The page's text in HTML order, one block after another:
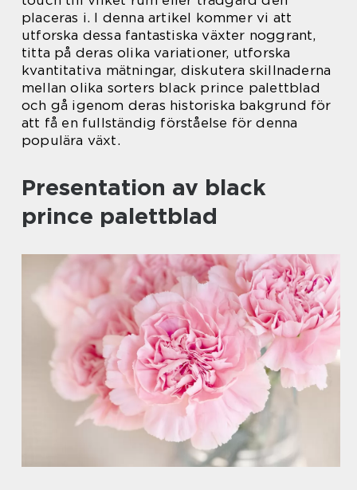
placeras i. I denna artikel kommer vi att
utforska dessa fantastiska växter noggrant,
titta på deras olika variationer, utforska
kvantitativa mätningar, diskutera skillnaderna
mellan olika sorters black prince palettblad
och gå igenom deras historiska bakgrund för
att få en fullständig förståelse för denna
populära växt.
Presentation av black
prince palettblad